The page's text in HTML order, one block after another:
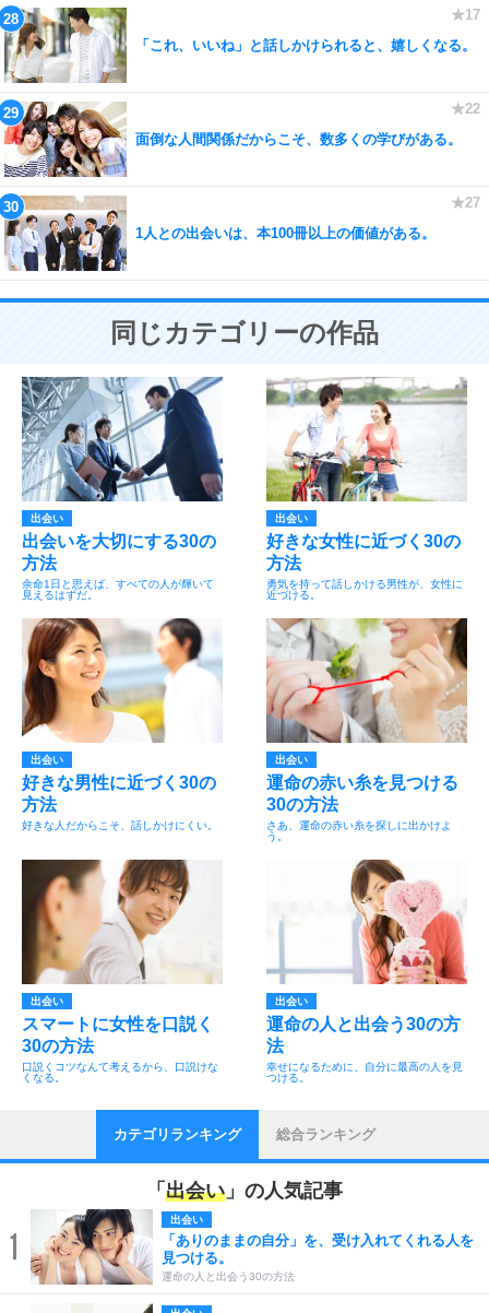
「これ、いいね」と話しかけられると、嬉しくなる。
面倒な人間関係だからこそ、数多くの学びがある。
1人との出会いは、本100冊以上の価値がある。
同じカテゴリーの作品
出会い
出会いを大切にする30の
方法
余命1日と思えば、すべての人が輝いて
見えるはずだ。
出会い
好きな女性に近づく30の
方法
勇気を持って話しかける男性が、女性に
近づける。
出会い
好きな男性に近づく30の
方法
好きな人だからこそ、話しかけにくい。
出会い
運命の赤い糸を見つける
30の方法
さあ、運命の赤い糸を探しに出かけよ
う。
出会い
スマートに女性を口説く
30の方法
口説くコツなんて考えるから、口説けな
くなる。
出会い
運命の人と出会う30の方
法
幸せになるために、自分に最高の人を見
つける。
カテゴリランキング 総合ランキング
「 出会い 」の人気記事
1
出会い
「ありのままの自分」を、受け入れてくれる人を
見つける。
運命の人と出会う30の方法